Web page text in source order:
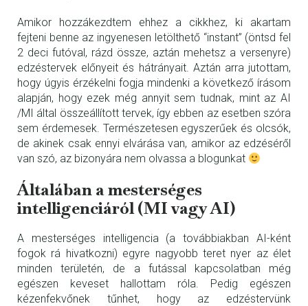
Amikor hozzákezdtem ehhez a cikkhez, ki akartam
fejteni benne az ingyenesen letölthető “instant” (öntsd fel
2 deci futóval, rázd össze, aztán mehetsz a versenyre)
edzéstervek előnyeit és hátrányait. Aztán arra jutottam,
hogy úgyis érzékelni fogja mindenki a következő írásom
alapján, hogy ezek még annyit sem tudnak, mint az AI
/MI által összeállított tervek, így ebben az esetben szóra
sem érdemesek. Természetesen egyszerűek és olcsók,
de akinek csak ennyi elvárása van, amikor az edzéséről
van szó, az bizonyára nem olvassa a blogunkat
Általában a mesterséges
intelligenciáról (MI vagy AI)
A mesterséges intelligencia (a továbbiakban AI-ként
fogok rá hivatkozni) egyre nagyobb teret nyer az élet
minden területén, de a futással kapcsolatban még
egészen keveset hallottam róla. Pedig egészen
kézenfekvőnek tűnhet, hogy az edzéstervünk